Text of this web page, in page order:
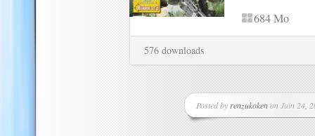
684 Mo
576 downloads
Posted by renzukokenon Juin 24,